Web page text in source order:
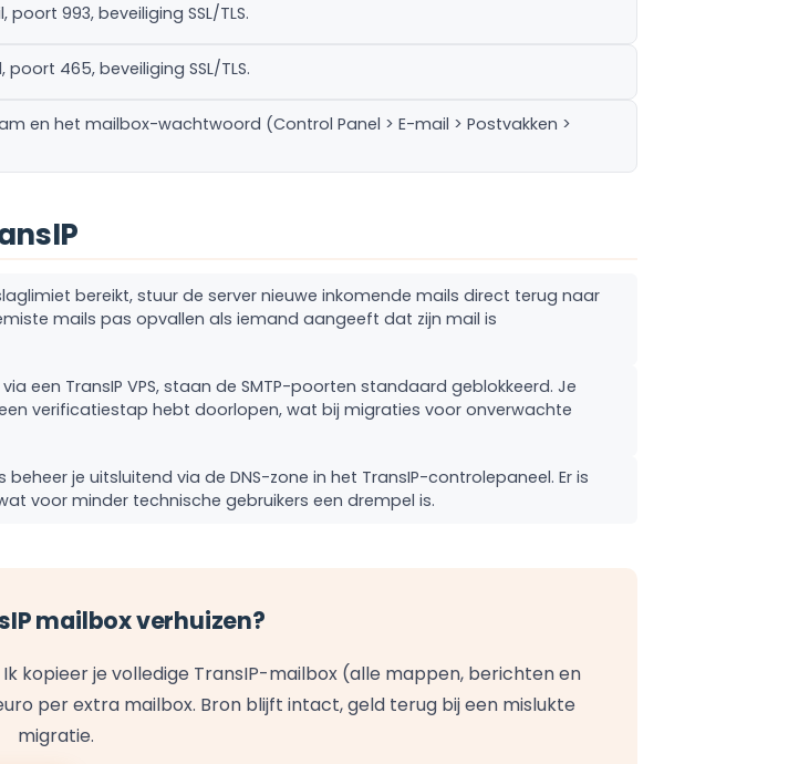
993, beveiliging SSL/TLS.
465, beveiliging SSL/TLS.
en het mailbox-wachtwoord (Control Panel > E-mail > Postvakken >
bereikt, stuur de server nieuwe inkomende mails direct terug naar
mails pas opvallen als iemand aangeeft dat zijn mail is
een TransIP VPS, staan de SMTP-poorten standaard geblokkeerd. Je
verificatiestap hebt doorlopen, wat bij migraties voor onverwachte
beheer je uitsluitend via de DNS-zone in het TransIP-controlepaneel. Er is
voor minder technische gebruikers een drempel is.
mailbox verhuizen?
kopieer je volledige TransIP-mailbox (alle mappen, berichten en
per extra mailbox. Bron blijft intact, geld terug bij een mislukte
migratie.